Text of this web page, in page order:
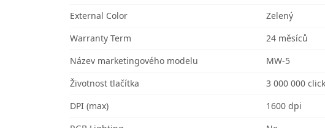
External Color
Zelený
Warranty Term
24 měsíců
Název marketingového modelu
MW-5
Životnost tlačítka
3 000 000
DPI (max)
1600 dpi